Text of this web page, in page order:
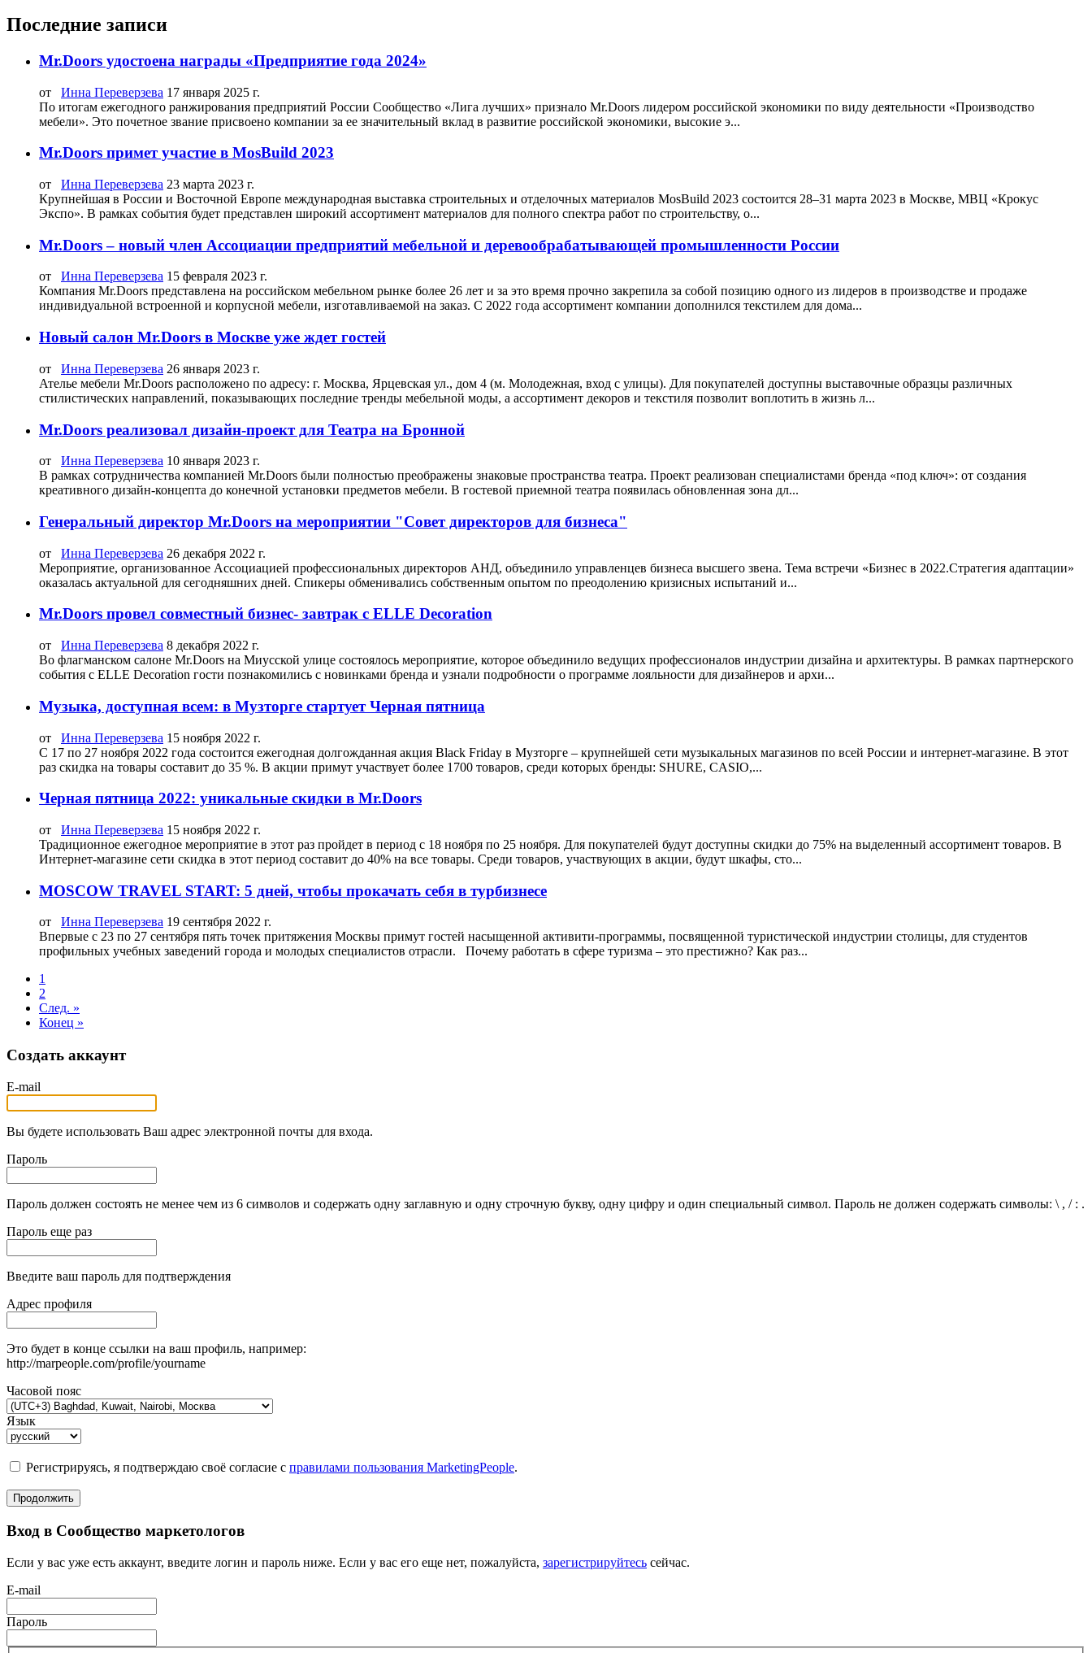
Последние записи
Mr.Doors удостоена награды «Предприятие года 2024»
от Инна Переверзева 17 января 2025 г.
По итогам ежегодного ранжирования предприятий России Сообщество «Лига лучших» признало Mr.Doors лидером российской экономики по виду деятельности «Производство
мебели». Это почетное звание присвоено компании за ее значительный вклад в развитие российской экономики, высокие э...
Mr.Doors примет участие в MosBuild 2023
от Инна Переверзева 23 марта 2023 г.
Крупнейшая в России и Восточной Европе международная выставка строительных и отделочных материалов MosBuild 2023 состоится 28–31 марта 2023 в Москве, МВЦ «Крокус
Экспо». В рамках события будет представлен широкий ассортимент материалов для полного спектра работ по строительству, о...
Mr.Doors – новый член Ассоциации предприятий мебельной и деревообрабатывающей промышленности России
от Инна Переверзева 15 февраля 2023 г.
Компания Mr.Doors представлена на российском мебельном рынке более 26 лет и за это время прочно закрепила за собой позицию одного из лидеров в производстве и продаже
индивидуальной встроенной и корпусной мебели, изготавливаемой на заказ. С 2022 года ассортимент компании дополнился текстилем для дома...
Новый салон Mr.Doors в Москве уже ждет гостей
от Инна Переверзева 26 января 2023 г.
Ателье мебели Mr.Doors расположено по адресу: г. Москва, Ярцевская ул., дом 4 (м. Молодежная, вход с улицы). Для покупателей доступны выставочные образцы различных
стилистических направлений, показывающих последние тренды мебельной моды, а ассортимент декоров и текстиля позволит воплотить в жизнь л...
Mr.Doors реализовал дизайн-проект для Театра на Бронной
от Инна Переверзева 10 января 2023 г.
В рамках сотрудничества компанией Mr.Doors были полностью преображены знаковые пространства театра. Проект реализован специалистами бренда «под ключ»: от создания
креативного дизайн-концепта до конечной установки предметов мебели. В гостевой приемной театра появилась обновленная зона дл...
Генеральный директор Mr.Doors на мероприятии "Совет директоров для бизнеса"
от Инна Переверзева 26 декабря 2022 г.
Мероприятие, организованное Ассоциацией профессиональных директоров АНД, объединило управленцев бизнеса высшего звена. Тема встречи «Бизнес в 2022.Стратегия адаптации»
оказалась актуальной для сегодняшних дней. Спикеры обменивались собственным опытом по преодолению кризисных испытаний и...
Mr.Doors провел совместный бизнес- завтрак с ELLE Decoration
от Инна Переверзева 8 декабря 2022 г.
Во флагманском салоне Mr.Doors на Миусской улице состоялось мероприятие, которое объединило ведущих профессионалов индустрии дизайна и архитектуры. В рамках партнерского
события с ELLE Decoration гости познакомились с новинками бренда и узнали подробности о программе лояльности для дизайнеров и архи...
Музыка, доступная всем: в Музторге стартует Черная пятница
от Инна Переверзева 15 ноября 2022 г.
С 17 по 27 ноября 2022 года состоится ежегодная долгожданная акция Black Friday в Музторге – крупнейшей сети музыкальных магазинов по всей России и интернет-магазине. В этот
раз скидка на товары составит до 35 %. В акции примут участвует более 1700 товаров, среди которых бренды: SHURE, CASIO,...
Черная пятница 2022: уникальные скидки в Mr.Doors
от Инна Переверзева 15 ноября 2022 г.
Традиционное ежегодное мероприятие в этот раз пройдет в период с 18 ноября по 25 ноября. Для покупателей будут доступны скидки до 75% на выделенный ассортимент товаров. В
Интернет-магазине сети скидка в этот период составит до 40% на все товары. Среди товаров, участвующих в акции, будут шкафы, сто...
MOSCOW TRAVEL START: 5 дней, чтобы прокачать себя в турбизнесе
от Инна Переверзева 19 сентября 2022 г.
Впервые с 23 по 27 сентября пять точек притяжения Москвы примут гостей насыщенной активити-программы, посвященной туристической индустрии столицы, для студентов
профильных учебных заведений города и молодых специалистов отрасли. Почему работать в сфере туризма – это престижно? Как раз...
1
2
След. »
Конец »
Создать аккаунт
E-mail
Вы будете использовать Ваш адрес электронной почты для входа.
Пароль
Пароль должен состоять не менее чем из 6 символов и содержать одну заглавную и одну строчную букву, одну цифру и один специальный символ. Пароль не должен содержать символы: \ , / : .
Пароль еще раз
Введите ваш пароль для подтверждения
Адрес профиля
Это будет в конце ссылки на ваш профиль, например:
http://marpeople.com/profile/yourname
Часовой пояс
Язык
Регистрируясь, я подтверждаю своё согласие с правилами пользования MarketingPeople.
Продолжить
Вход в Сообщество маркетологов
Если у вас уже есть аккаунт, введите логин и пароль ниже. Если у вас его еще нет, пожалуйста, зарегистрируйтесь сейчас.
E-mail
Пароль